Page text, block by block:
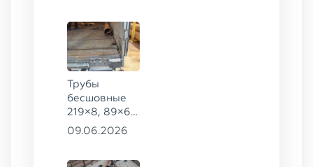
Трубы
бесшовные
219×8, 89×6,
38×4 ГОСТ
09.06.2026